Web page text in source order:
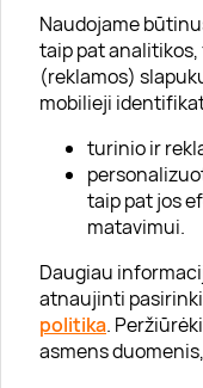
Naudojame
taip pat
(reklamos)
mobilieji
turinio ir
taip pat jos
matavimui.
Daugiau
atnaujinti
politika.
asmens
Apie „Gera Dovana“
Lojalumo klubas
Karjera
Visi partneriai
Kontaktai
Tinklaraštis
Informacija